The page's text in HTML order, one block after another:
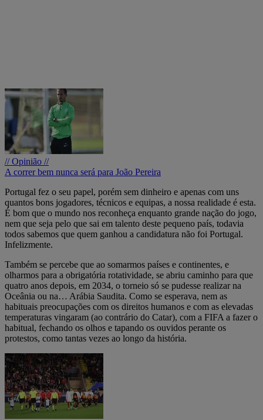
// Opinião //
A correr bem nunca será para João Pereira
Portugal fez o seu papel, porém sem dinheiro e apenas com uns
quantos bons jogadores, técnicos e equipas, a nossa realidade é esta.
É bom que o mundo nos reconheça enquanto grande nação do jogo,
nem que seja pelo que sai em talento deste pequeno país, todavia
todos sabemos que quem ganhou a candidatura não foi Portugal.
Infelizmente.
Também se percebe que ao somarmos países e continentes, e
olharmos para a obrigatória rotatividade, se abriu caminho para que
quatro anos depois, em 2034, o torneio só se pudesse realizar na
Oceânia ou na… Arábia Saudita. Como se esperava, nem as
habituais preocupações com os direitos humanos e com as elevadas
temperaturas vingaram (ao contrário do Catar), com a FIFA a fazer o
habitual, fechando os olhos e tapando os ouvidos perante os
protestos, como tantas vezes ao longo da história.